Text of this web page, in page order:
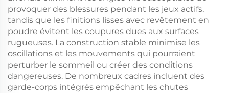
provoquer des blessures pendant les jeux actifs,
tandis que les finitions lisses avec revêtement en
poudre évitent les coupures dues aux surfaces
rugueuses. La construction stable minimise les
oscillations et les mouvements qui pourraient
perturber le sommeil ou créer des conditions
dangereuses. De nombreux cadres incluent des
garde-corps intégrés empêchant les chutes